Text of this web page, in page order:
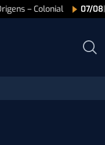
– Colonial 07/08|